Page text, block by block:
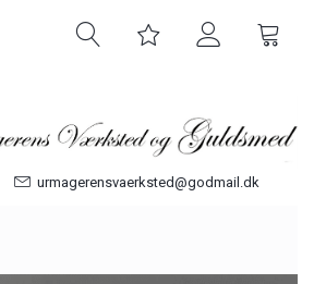
urmagerensvaerksted@godmail.dk